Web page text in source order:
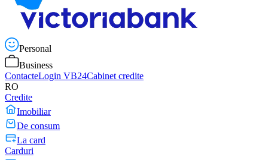
Personal
Business
ContacteLogin VB24Cabinet credite
RO
Credite
Imobiliar
De consum
La card
Carduri